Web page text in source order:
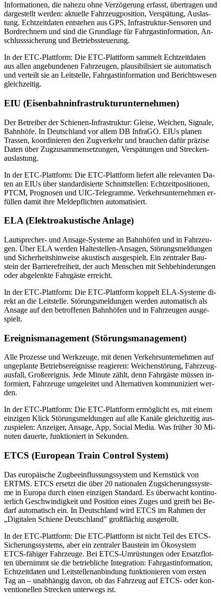
In­for­ma­tio­nen, die na­he­zu ohne Ver­zö­ge­rung er­fasst, über­tra­gen und
dar­ge­stellt wer­den: ak­tu­el­le Fahr­zeug­po­si­ti­on, Ver­spä­tung, Aus­las­
tung. Echt­zeit­da­ten ent­ste­hen aus GPS, In­fra­struk­tur-Sen­so­ren und
Bord­rech­nern und sind die Grund­la­ge für Fahr­gast­in­for­ma­ti­on, An­
schluss­si­che­rung und Be­triebs­steue­rung.
In der ETC-Platt­form: Die ETC-Platt­form sam­melt Echt­zeit­da­ten
aus al­len an­ge­bun­de­nen Fahr­zeu­gen, plau­si­bi­li­siert sie au­to­ma­tisch
und ver­teilt sie an Leit­stel­le, Fahr­gast­in­for­ma­ti­on und Be­richts­we­sen
gleich­zei­tig.
EIU (Ei­sen­bahn­in­fra­struk­tur­un­ter­neh­men)
Der Be­trei­ber der Schie­nen-In­fra­struk­tur: Glei­se, Wei­chen, Si­gna­le,
Bahn­hö­fe. In Deutsch­land vor al­lem DB In­fra­GO. EIUs pla­nen
Tras­sen, ko­or­di­nie­ren den Zug­ver­kehr und brau­chen da­für prä­zi­se
Da­ten über Zug­zu­sam­men­set­zun­gen, Ver­spä­tun­gen und Stre­cken­
aus­las­tung.
In der ETC-Platt­form: Die ETC-Platt­form lie­fert alle re­le­van­ten Da­
ten an EIUs über stan­dar­di­sier­te Schnitt­stel­len: Echt­zeit­po­si­tio­nen,
PTCM, Pro­gno­sen und UIC-Te­le­gram­me. Ver­kehrs­un­ter­neh­men er­
fül­len da­mit ihre Mel­de­pflich­ten au­to­ma­ti­siert.
ELA (Elek­tro­akus­ti­sche An­la­ge)
Laut­spre­cher- und An­sa­ge-Sys­te­me an Bahn­hö­fen und in Fahr­zeu­
gen. Über ELA wer­den Hal­te­stel­len-An­sa­gen, Stö­rungs­mel­dun­gen
und Si­cher­heits­hin­wei­se akus­tisch aus­ge­spielt. Ein zen­tra­ler Bau­
stein der Bar­rie­re­frei­heit, der auch Men­schen mit Seh­be­hin­de­run­gen
oder ab­ge­lenk­te Fahr­gäs­te er­reicht.
In der ETC-Platt­form: Die ETC-Platt­form kop­pelt ELA-Sys­te­me di­
rekt an die Leit­stel­le. Stö­rungs­mel­dun­gen wer­den au­to­ma­tisch als
An­sa­ge auf den be­trof­fe­nen Bahn­hö­fen und in Fahr­zeu­gen aus­ge­
spielt.
Er­eig­nis­ma­nage­ment (Stö­rungs­ma­nage­ment)
Alle Pro­zes­se und Werk­zeu­ge, mit de­nen Ver­kehrs­un­ter­neh­men auf
un­ge­plan­te Be­triebs­er­eig­nis­se re­agie­ren: Wei­chen­stö­rung, Fahr­zeug­
aus­fall, Groß­ereig­nis. Jede Mi­nu­te zählt, denn Fahr­gäs­te müs­sen in­
for­miert, Fahr­zeu­ge um­ge­lei­tet und Al­ter­na­ti­ven kom­mu­ni­ziert wer­
den.
In der ETC-Platt­form: Die ETC-Platt­form er­mög­licht es, mit ei­nem
ein­zi­gen Klick Stö­rungs­mel­dun­gen auf alle Ka­nä­le gleich­zei­tig aus­
zu­spie­len: An­zei­ger, An­sa­ge, App, So­cial Me­dia. Was frü­her 30 Mi­
nu­ten dau­er­te, funk­tio­niert in Se­kun­den.
ETCS (Eu­ro­pean Train Con­trol Sys­tem)
Das eu­ro­päi­sche Zug­be­ein­flus­sungs­sys­tem und Kern­stück von
ERTMS. ETCS er­setzt die über 20 na­tio­na­len Zug­si­che­rungs­sys­te­
me in Eu­ro­pa durch ei­nen ein­zi­gen Stan­dard. Es über­wacht kon­ti­nu­
ier­lich Ge­schwin­dig­keit und Po­si­ti­on ei­nes Zu­ges und greift bei Be­
darf au­to­ma­tisch ein. In Deutsch­land wird ETCS im Rah­men der
„Di­gi­ta­len Schie­ne Deutsch­land" groß­flä­chig aus­ge­rollt.
In der ETC-Platt­form: Die ETC-Platt­form ist nicht Teil des ETCS-
Si­che­rungs­sys­tems, aber ein zen­tra­ler Bau­stein im Öko­sys­tem
ETCS-fä­hi­ger Fahr­zeu­ge. Bei ETCS-Um­rüs­tun­gen oder Er­satz­flot­
ten über­nimmt sie die be­trieb­li­che In­te­gra­ti­on: Fahr­gast­in­for­ma­ti­on,
Echt­zeit­da­ten und Leit­stel­len­an­bin­dung funk­tio­nie­ren vom ers­ten
Tag an – un­ab­hän­gig da­von, ob das Fahr­zeug auf ETCS- oder kon­
ven­tio­nel­len Stre­cken un­ter­wegs ist.